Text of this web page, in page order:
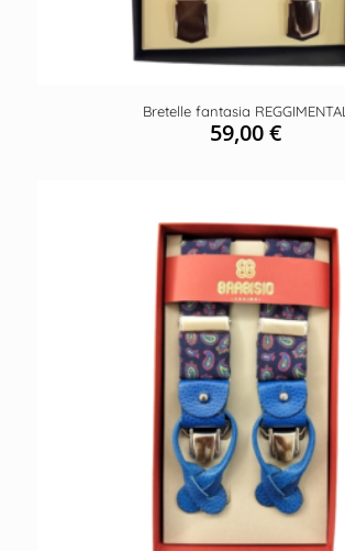
Bretelle fantasia REGGIMENTAL
59,00€